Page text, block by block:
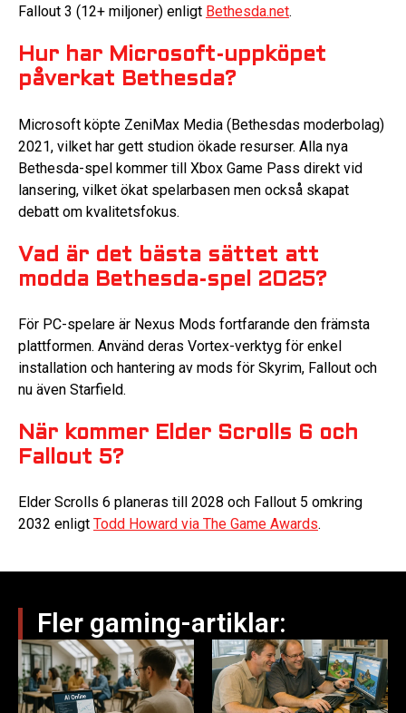
Fallout 3 (12+ miljoner) enligt Bethesda.net.
Hur har Microsoft-uppköpet
påverkat Bethesda?
Microsoft köpte ZeniMax Media (Bethesdas moderbolag)
2021, vilket har gett studion ökade resurser. Alla nya
Bethesda-spel kommer till Xbox Game Pass direkt vid
lansering, vilket ökat spelarbasen men också skapat
debatt om kvalitetsfokus.
Vad är det bästa sättet att
modda Bethesda-spel 2025?
För PC-spelare är Nexus Mods fortfarande den främsta
plattformen. Använd deras Vortex-verktyg för enkel
installation och hantering av mods för Skyrim, Fallout och
nu även Starfield.
När kommer Elder Scrolls 6 och
Fallout 5?
Elder Scrolls 6 planeras till 2028 och Fallout 5 omkring
2032 enligt Todd Howard via The Game Awards.
Fler gaming-artiklar: